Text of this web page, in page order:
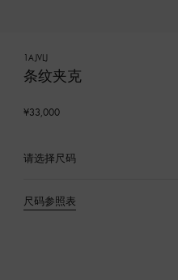
1AJVLJ
条纹夹克
¥33,000
请选择尺码
已
品
尺码参照表